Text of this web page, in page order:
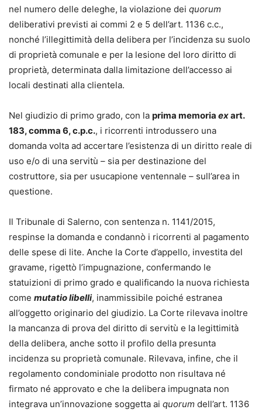
nel numero delle deleghe, la violazione dei quorum
deliberativi previsti ai commi 2 e 5 dell’art. 1136 c.c.,
nonché l’illegittimità della delibera per l’incidenza su suolo
di proprietà comunale e per la lesione del loro diritto di
proprietà, determinata dalla limitazione dell’accesso ai
locali destinati alla clientela.
Nel giudizio di primo grado, con la prima memoria exart.
183, comma 6, c.p.c., i ricorrenti introdussero una
domanda volta ad accertare l’esistenza di un diritto reale di
uso e/o di una servitù – sia per destinazione del
costruttore, sia per usucapione ventennale – sull’area in
questione.
Il Tribunale di Salerno, con sentenza n. 1141/2015,
respinse la domanda e condannò i ricorrenti al pagamento
delle spese di lite. Anche la Corte d’appello, investita del
gravame, rigettò l’impugnazione, confermando le
statuizioni di primo grado e qualificando la nuova richiesta
come mutatio libelli, inammissibile poiché estranea
all’oggetto originario del giudizio. La Corte rilevava inoltre
la mancanza di prova del diritto di servitù e la legittimità
della delibera, anche sotto il profilo della presunta
incidenza su proprietà comunale. Rilevava, infine, che il
regolamento condominiale prodotto non risultava né
firmato né approvato e che la delibera impugnata non
integrava un’innovazione soggetta ai quorum dell’art. 1136